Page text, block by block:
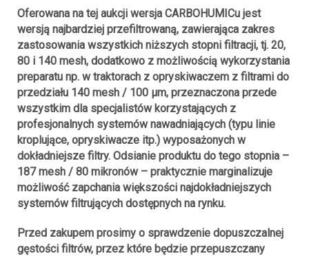
Oferowana na tej aukcji wersja CARBOHUMICu jest
wersją najbardziej przefiltrowaną, zawierająca zakres
zastosowania wszystkich niższych stopni filtracji, tj. 20,
80 i 140 mesh, dodatkowo z możliwością wykorzystania
preparatu np. w traktorach z opryskiwaczem z filtrami do
przedziału 140 mesh / 100 µm, przeznaczona przede
wszystkim dla specjalistów korzystających z
profesjonalnych systemów nawadniających (typu linie
kroplujące, opryskiwacze itp.) wyposażonych w
dokładniejsze filtry. Odsianie produktu do tego stopnia –
187 mesh / 80 mikronów – praktycznie marginalizuje
możliwość zapchania większości najdokładniejszych
systemów filtrujących dostępnych na rynku.
Przed zakupem prosimy o sprawdzenie dopuszczalnej
gęstości filtrów, przez które będzie przepuszczany